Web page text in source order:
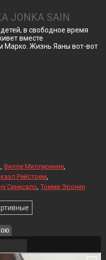
JONKA SAIN
в свободное время
вместе
Марко. Жизнь Яаны вот-вот
Вилле Миллиринне
Рейстрем
Синисало Томми Эронен